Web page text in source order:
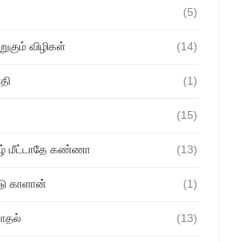
(5)
விழிகள் (14)
(1)
(15)
மீட்டாதே கண்ணா (13)
காளான் (1)
(13)